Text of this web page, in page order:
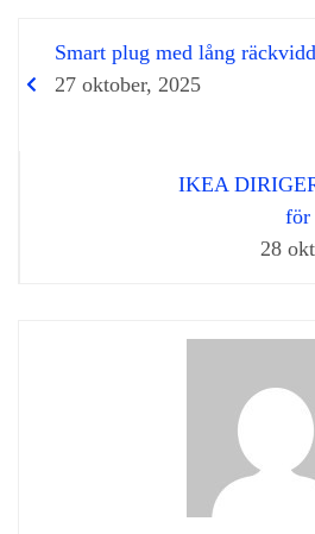
Smart plug med lång räckvidd
27 oktober, 2025
IKEA
för
28